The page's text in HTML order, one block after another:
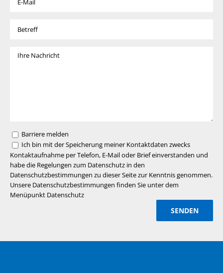
Barriere melden
Ich bin mit der Speicherung meiner Kontaktdaten zwecks
Kontaktaufnahme per Telefon, E-Mail oder Brief einverstanden und
habe die Regelungen zum Datenschutz in den
Datenschutzbestimmungen zu dieser Seite zur Kenntnis genommen.
Unsere Datenschutzbestimmungen finden Sie unter dem
Menüpunkt Datenschutz